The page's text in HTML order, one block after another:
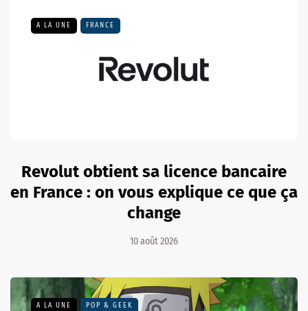
A LA UNE FRANCE
Revolut obtient sa licence bancaire
en France : on vous explique ce que ça
change
10 août 2026
A LA UNE POP & GEEK